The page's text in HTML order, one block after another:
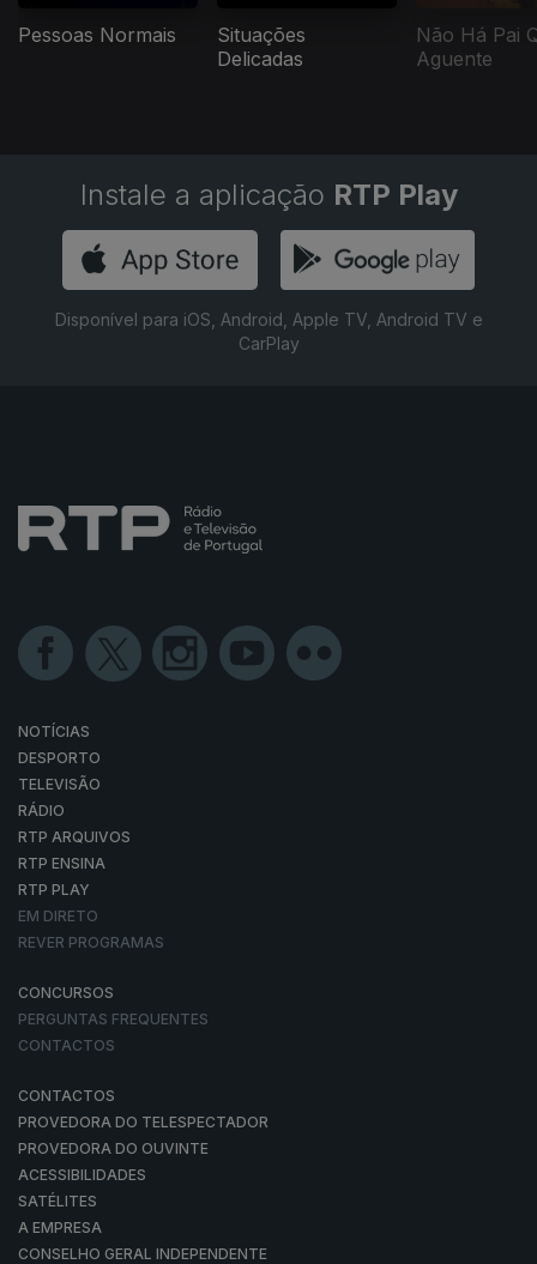
Pessoas Normais
Situações
Delicadas
Não Há Pai
Aguente
Instale a aplicação RTP Play
Disponível para iOS, Android, Apple TV, Android TV e
CarPlay
NOTÍCIAS
DESPORTO
TELEVISÃO
RÁDIO
RTP ARQUIVOS
RTP ENSINA
RTP PLAY
EM DIRETO
REVER PROGRAMAS
CONCURSOS
PERGUNTAS FREQUENTES
CONTACTOS
CONTACTOS
PROVEDORA DO TELESPECTADOR
PROVEDORA DO OUVINTE
ACESSIBILIDADES
SATÉLITES
A EMPRESA
CONSELHO GERAL INDEPENDENTE